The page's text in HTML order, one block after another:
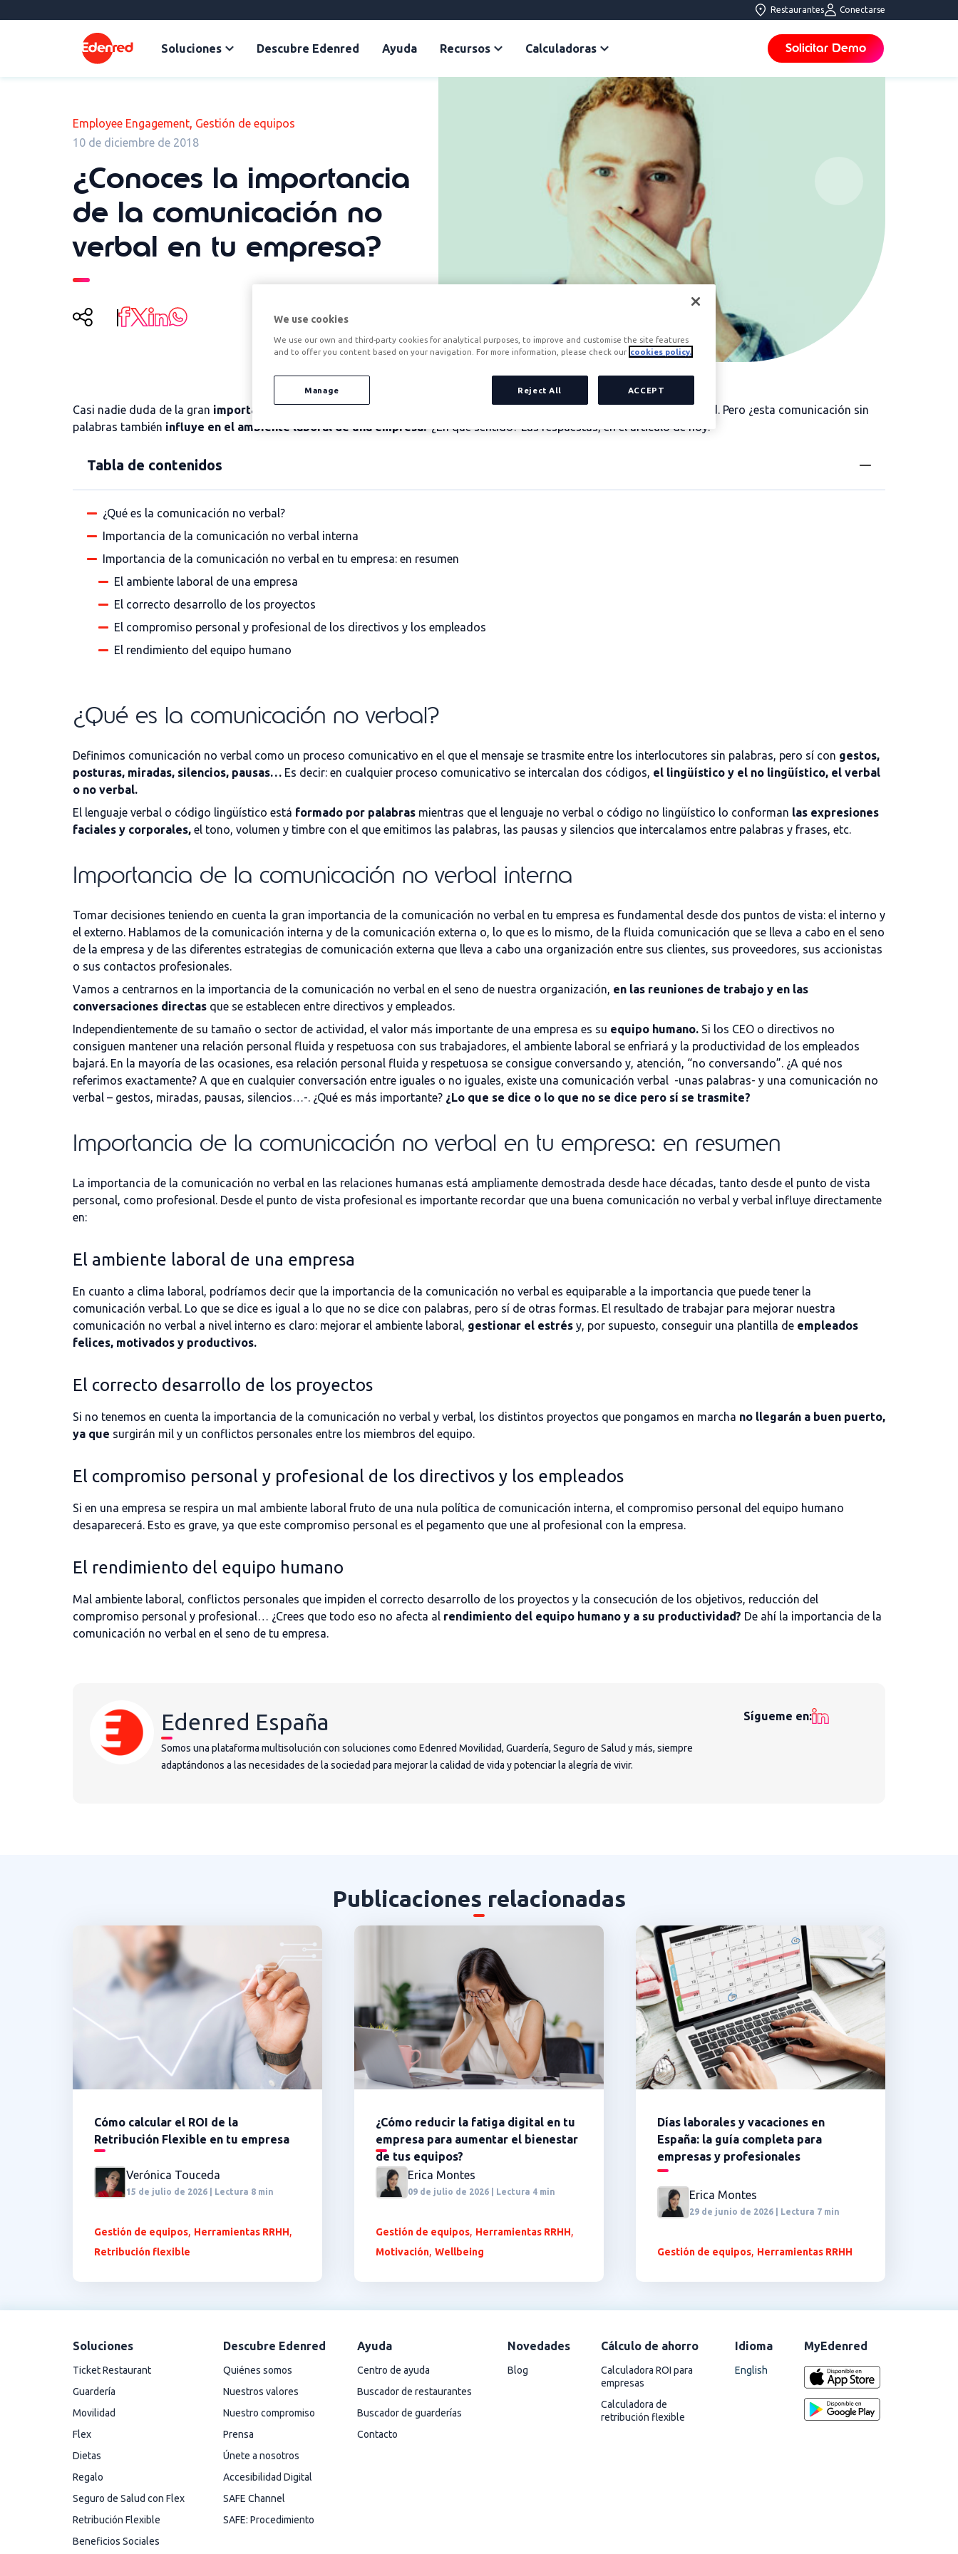
Restaurantes Conectarse
Soluciones Descubre Edenred Ayuda Recursos Calculadoras Solicitar Demo
Employee Engagement, Gestión de equipos
10 de diciembre de 2018
¿Conoces la importancia
de la comunicación no
verbal en tu empresa?
Casi nadie duda de la gran importancia de la comunicación no verbal
en las relaciones personales, familiares o de amistad. Pero ¿esta comunicación sin
palabras también influye en el ambiente laboral de una empresa?¿En qué sentido? Las respuestas, en el artículo de hoy.
Tabla de contenidos
¿Qué es la comunicación no verbal?
Importancia de la comunicación no verbal interna
Importancia de la comunicación no verbal en tu empresa: en resumen
El ambiente laboral de una empresa
El correcto desarrollo de los proyectos
El compromiso personal y profesional de los directivos y los empleados
El rendimiento del equipo humano
¿Qué es la comunicación no verbal?
Definimos comunicación no verbal como un proceso comunicativo en el que el mensaje se trasmite entre los interlocutores sin palabras, pero sí con gestos,
posturas, miradas, silencios, pausas… Es decir: en cualquier proceso comunicativo se intercalan dos códigos, el lingüístico y el no lingüístico, el verbal
o no verbal.
El lenguaje verbal o código lingüístico está formado por palabras mientras que el lenguaje no verbal o código no lingüístico lo conforman las expresiones
faciales y corporales, el tono, volumen y timbre con el que emitimos las palabras, las pausas y silencios que intercalamos entre palabras y frases, etc.
Importancia de la comunicación no verbal interna
Tomar decisiones teniendo en cuenta la gran importancia de la comunicación no verbal en tu empresa es fundamental desde dos puntos de vista: el interno y
el externo. Hablamos de la comunicación interna y de la comunicación externa o, lo que es lo mismo, de la fluida comunicación que se lleva a cabo en el seno
de la empresa y de las diferentes estrategias de comunicación externa que lleva a cabo una organización entre sus clientes, sus proveedores, sus accionistas
o sus contactos profesionales.
Vamos a centrarnos en la importancia de la comunicación no verbal en el seno de nuestra organización, en las reuniones de trabajo y en las
conversaciones directas que se establecen entre directivos y empleados.
Independientemente de su tamaño o sector de actividad, el valor más importante de una empresa es su equipo humano. Si los CEO o directivos no
consiguen mantener una relación personal fluida y respetuosa con sus trabajadores, el ambiente laboral se enfriará y la productividad de los empleados
bajará. En la mayoría de las ocasiones, esa relación personal fluida y respetuosa se consigue conversando y, atención, “no conversando”. ¿A qué nos
referimos exactamente? A que en cualquier conversación entre iguales o no iguales, existe una comunicación verbal -unas palabras- y una comunicación no
verbal – gestos, miradas, pausas, silencios…-. ¿Qué es más importante? ¿Lo que se dice o lo que no se dice pero sí se trasmite?
Importancia de la comunicación no verbal en tu empresa: en resumen
La importancia de la comunicación no verbal en las relaciones humanas está ampliamente demostrada desde hace décadas, tanto desde el punto de vista
personal, como profesional. Desde el punto de vista profesional es importante recordar que una buena comunicación no verbal y verbal influye directamente
en:
El ambiente laboral de una empresa
En cuanto a clima laboral, podríamos decir que la importancia de la comunicación no verbal es equiparable a la importancia que puede tener la
comunicación verbal. Lo que se dice es igual a lo que no se dice con palabras, pero sí de otras formas. El resultado de trabajar para mejorar nuestra
comunicación no verbal a nivel interno es claro: mejorar el ambiente laboral, gestionar el estrés y, por supuesto, conseguir una plantilla de empleados
felices, motivados y productivos.
El correcto desarrollo de los proyectos
Si no tenemos en cuenta la importancia de la comunicación no verbal y verbal, los distintos proyectos que pongamos en marcha no llegarán a buen puerto,
ya que surgirán mil y un conflictos personales entre los miembros del equipo.
El compromiso personal y profesional de los directivos y los empleados
Si en una empresa se respira un mal ambiente laboral fruto de una nula política de comunicación interna, el compromiso personal del equipo humano
desaparecerá. Esto es grave, ya que este compromiso personal es el pegamento que une al profesional con la empresa.
El rendimiento del equipo humano
Mal ambiente laboral, conflictos personales que impiden el correcto desarrollo de los proyectos y la consecución de los objetivos, reducción del
compromiso personal y profesional… ¿Crees que todo eso no afecta al rendimiento del equipo humano y a su productividad? De ahí la importancia de la
comunicación no verbal en el seno de tu empresa.
Edenred España
Somos una plataforma multisolución con soluciones como Edenred Movilidad, Guardería, Seguro de Salud y más, siempre
adaptándonos a las necesidades de la sociedad para mejorar la calidad de vida y potenciar la alegría de vivir.
Sígueme en:
Publicaciones relacionadas
Cómo calcular el ROI de la
Retribución Flexible en tu empresa
Verónica Touceda
15 de julio de 2026 | Lectura 8 min
Gestión de equipos, Herramientas RRHH,
Retribución flexible
¿Cómo reducir la fatiga digital en tu
empresa para aumentar el bienestar
de tus equipos?
Erica Montes
09 de julio de 2026 | Lectura 4 min
Gestión de equipos, Herramientas RRHH,
Motivación, Wellbeing
Días laborales y vacaciones en
España: la guía completa para
empresas y profesionales
Erica Montes
29 de junio de 2026 | Lectura 7 min
Gestión de equipos, Herramientas RRHH
Soluciones
Ticket Restaurant
Guardería
Movilidad
Flex
Dietas
Regalo
Seguro de Salud con Flex
Retribución Flexible
Beneficios Sociales
Descubre Edenred
Quiénes somos
Nuestros valores
Nuestro compromiso
Prensa
Únete a nosotros
Accesibilidad Digital
SAFE Channel
SAFE: Procedimiento
Ayuda
Centro de ayuda
Buscador de restaurantes
Buscador de guarderías
Contacto
Novedades
Blog
Cálculo de ahorro
Calculadora ROI para
empresas
Calculadora de
retribución flexible
Idioma
English
MyEdenred
We use cookies
We use our own and third-party cookies for analytical purposes, to improve and customise the site features
and to offer you content based on your navigation. For more information, please check our cookies policy.
Manage Reject All ACCEPT